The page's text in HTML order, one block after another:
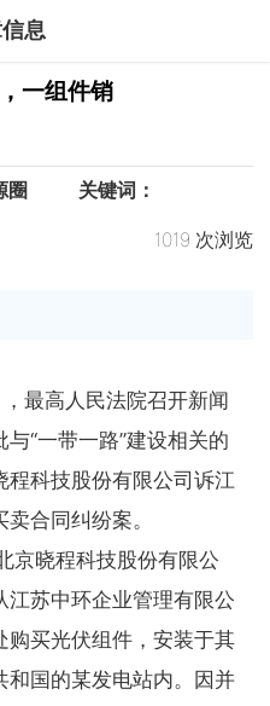
息
一组件销
圈 关键词：
1019 次浏览
最高人民法院召开新闻
“一带一路”建设相关的
程科技股份有限公司诉江
合同纠纷案。
京晓程科技股份有限公
苏中环企业管理有限公
购买光伏组件，安装于其
和国的某发电站内。因并